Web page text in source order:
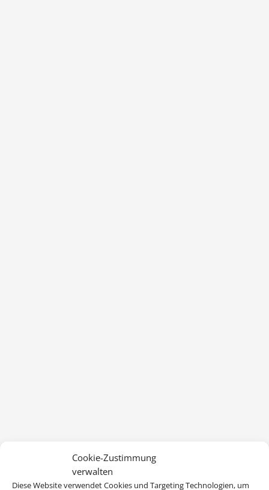
Cookie-Zustimmung
verwalten
Diese Website verwendet Cookies und Targeting Technologien, um